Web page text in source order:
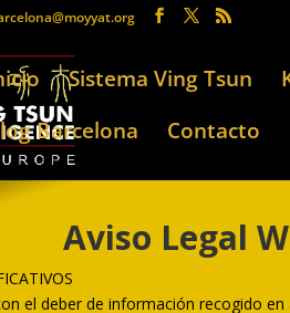
Sistema Ving Tsun
Barcelona
Contacto
Aviso Legal
el deber de información recogido